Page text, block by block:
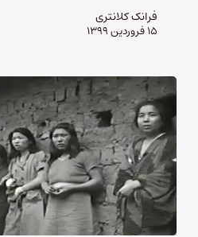
فرانک کلانتری
۱۵ فروردین ۱۳۹۹